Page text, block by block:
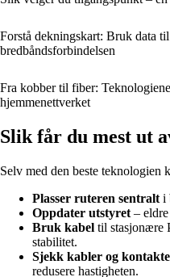
Forstå dekningskart: Bruk data
bredbåndsforbindelsen
Fra kobber til fiber:
hjemmenettverket
Slik får du mest ut
Selv med den beste teknologien
Plasser ruteren sentralt i
Oppdater utstyret –
Bruk kabel til stasjonære
stabilitet.
Sjekk kabler og
redusere hastigheten.